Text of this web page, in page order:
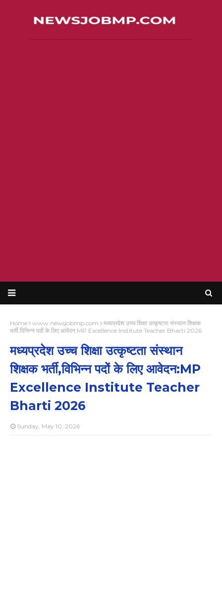
Home www.newsjobmp.com
मध्यप्रदेश उच्च शिक्षा उत्कृष्टता संस्थान शिक्षक
भर्ती,विभिन्न पदों के लिए आवेदन:MP Excellence Institute Teacher Bharti 2026
मध्यप्रदेश उच्च शिक्षा उत्कृष्टता संस्थान
शिक्षक भर्ती,विभिन्न पदों के लिए आवेदन:MP
Excellence Institute Teacher
Bharti 2026
Sunday, May 10, 2026